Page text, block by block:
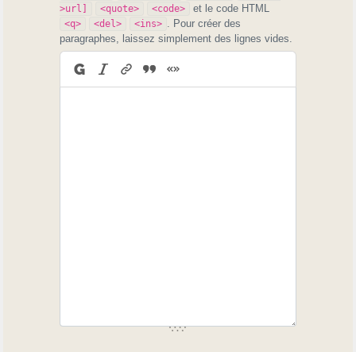
>url]
<quote> <code> et le code HTML
<q> <del> <ins>
. Pour créer des
paragraphes, laissez simplement des lignes vides.